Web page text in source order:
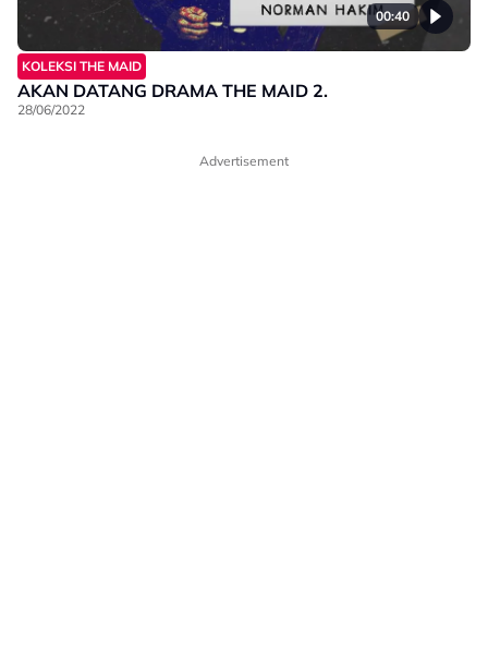
00:40
KOLEKSI THE MAID
AKAN DATANG DRAMA THE MAID 2.
28/06/2022
Advertisement